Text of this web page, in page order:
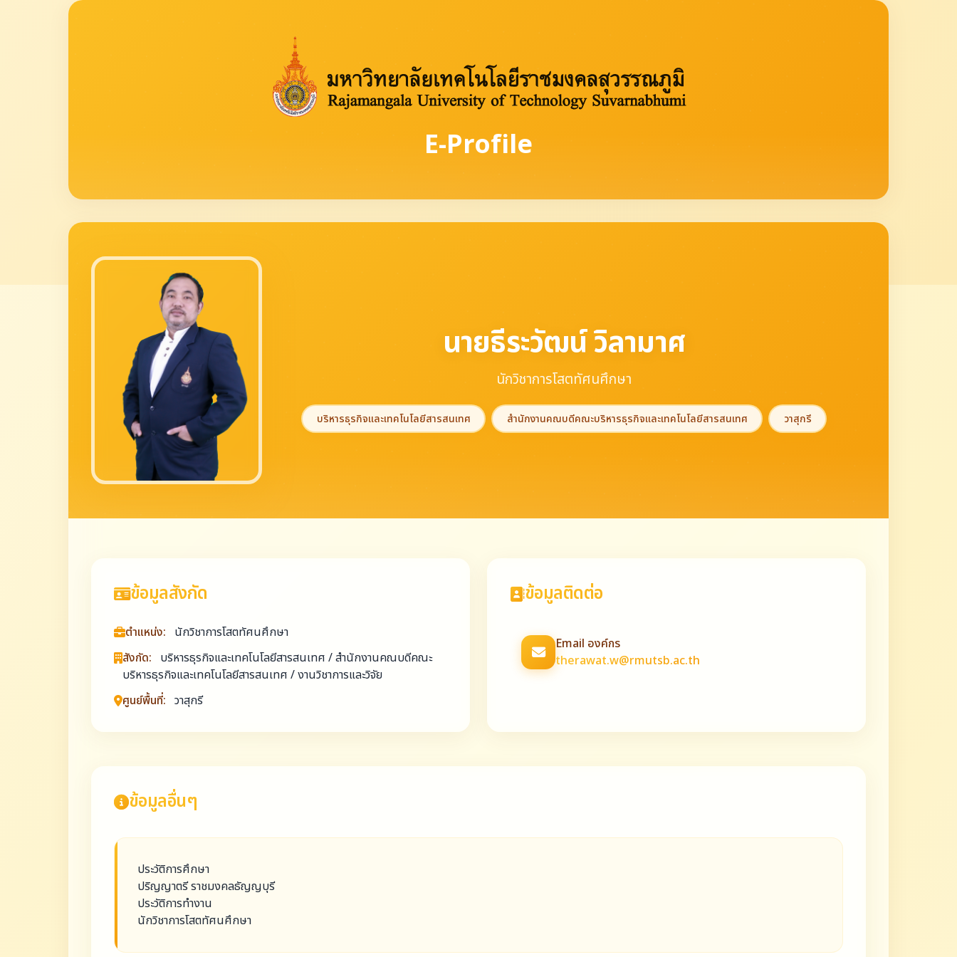
E-Profile
นายธีระวัฒน์ วิลามาศ
นักวิชาการโสตทัศนศึกษา
บริหารธุรกิจและเทคโนโลยีสารสนเทศ สำนักงานคณบดีคณะบริหารธุรกิจและเทคโนโลยีสารสนเทศ วาสุกรี
ข้อมูลสังกัด
ตำแหน่ง: นักวิชาการโสตทัศนศึกษา
สังกัด: บริหารธุรกิจและเทคโนโลยีสารสนเทศ / สำนักงานคณบดีคณะ
บริหารธุรกิจและเทคโนโลยีสารสนเทศ / งานวิชาการและวิจัย
ศูนย์พื้นที่: วาสุกรี
ข้อมูลติดต่อ
Email องค์กร
therawat.w@rmutsb.ac.th
ข้อมูลอื่นๆ
ประวัติการศึกษา
ปริญญาตรี ราชมงคลธัญญบุรี
ประวัติการทำงาน
นักวิชาการโสตทัศนศึกษา